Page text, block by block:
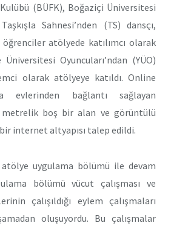
(BÜFK), Boğaziçi Üniversitesi
Sahnesi’nden (TS) dansçı,
atölyede katılımcı olarak
Oyuncuları’ndan (YÜO)
olarak atölyeye katıldı. Online
evlerinden bağlantı sağlayan
metrelik boş bir alan ve görüntülü
internet altyapısı talep edildi.
atölye uygulama bölümü ile devam
bölümü vücut çalışması ve
çalışıldığı eylem çalışmaları
oluşuyordu. Bu çalışmalar